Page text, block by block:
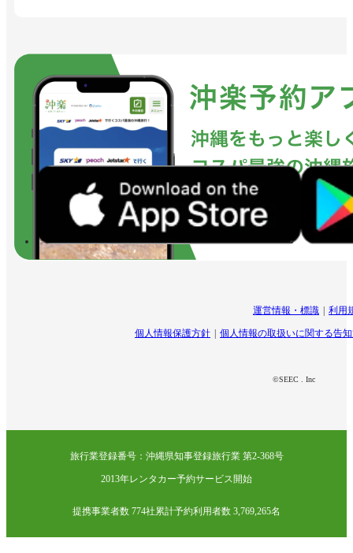
運営情報・標識 利用
個人情報保護方針 個人情報の取扱いに関する告
©SEEC . Inc
旅行業登録番号：沖縄県知事登録旅行業 第2-368号
2013年レンタカー予約サービス開始
提携事業者数 774社累計予約利用者数 3,769,265名